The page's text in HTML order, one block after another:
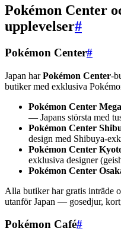
Pokémon Center
upplevelser#
Pokémon Center#
Japan harPokémon Center-
butiker med exklusiva
Pokémon Center
— Japans största med
Pokémon Center
design med Shibuya-
Pokémon Center
exklusiva designer
Pokémon Center
Alla butiker har gratis inträde
utanför Japan — gosedjur,
Pokémon Café#